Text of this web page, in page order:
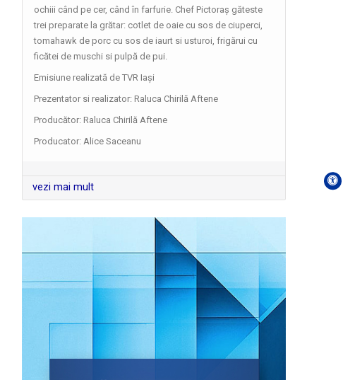
E VREMEA TA!
... să descoperi cele mai rapide și
complete ...
TONOMATUL DP2
În fiecare seară de luni până joi,
Studioul ...
CRONICA UCRAINEANĂ
"Cronica Ucraineană" este o producție
a ...
D’ALE LU’ MITICĂ
„D’ale lu’ Mitică” este o emisiune de
reportaj ...
ochiii când pe cer, când în farfurie. Chef Pictoraș găteste
trei preparate la grătar: cotlet de oaie cu sos de ciuperci,
tomahawk de porc cu sos de iaurt si usturoi, frigărui cu
ficătei de muschi si pulpă de pui.
Emisiune realizată de TVR Iaşi
Prezentator si realizator: Raluca Chirilă Aftene
Producător: Raluca Chirilă Aftene
Producator: Alice Saceanu
vezi mai mult